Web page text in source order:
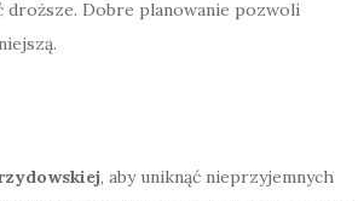
droższe. Dobre planowanie pozwoli
, aby uniknąć nieprzyjemnych